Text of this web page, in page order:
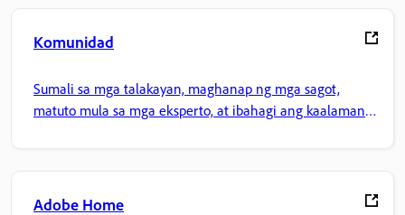
Komunidad
Sumali sa mga talakayan, maghanap ng mga sagot,
matuto mula sa mga eksperto, at ibahagi ang kaalaman
Adobe Home